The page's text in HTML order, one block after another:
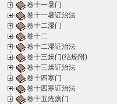
卷十一暑门
卷十一暑证治法
卷十二湿门
卷十二
卷十二湿证治法
卷十三燥门(结燥附)
卷十三燥证治法
卷十四寒门
卷十四寒证治法
卷十五疮疡门